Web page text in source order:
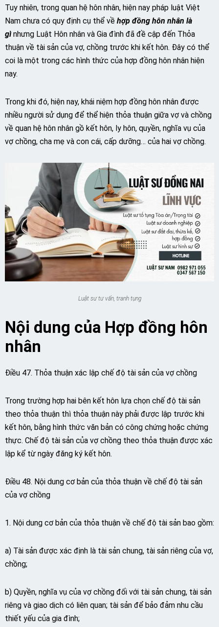
Tuy nhiên, trong quan hệ hôn nhân, hiện nay pháp luật Việt
Nam chưa có quy định cụ thể về hợp đồng hôn nhân là
gì nhưng Luật Hôn nhân và Gia đình đã đề cập đến Thỏa
thuận về tài sản của vợ, chồng trước khi kết hôn. Đây có thể
coi là một trong các hình thức của hợp đồng hôn nhân hiện
nay.
Trong khi đó, hiện nay, khái niệm hợp đồng hôn nhân được
nhiều người sử dụng để thể hiện thỏa thuận giữa vợ và chồng
về quan hệ hôn nhân gồ kết hôn, ly hôn, quyền, nghĩa vụ của
vợ chồng, cha mẹ và con cái, cấp dưỡng… của hai vợ chồng.
Luật sư tư vấn, tranh tụng
Nội dung của Hợp đồng hôn
nhân
Điều 47. Thỏa thuận xác lập chế độ tài sản của vợ chồng
Trong trường hợp hai bên kết hôn lựa chọn chế độ tài sản
theo thỏa thuận thì thỏa thuận này phải được lập trước khi
kết hôn, bằng hình thức văn bản có công chứng hoặc chứng
thực. Chế độ tài sản của vợ chồng theo thỏa thuận được xác
lập kể từ ngày đăng ký kết hôn.
Điều 48. Nội dung cơ bản của thỏa thuận về chế độ tài sản
của vợ chồng
1. Nội dung cơ bản của thỏa thuận về chế độ tài sản bao gồm:
a) Tài sản được xác định là tài sản chung, tài sản riêng của vợ,
chồng;
b) Quyền, nghĩa vụ của vợ chồng đối với tài sản chung, tài sản
riêng và giao dịch có liên quan; tài sản để bảo đảm nhu cầu
thiết yếu của gia đình;